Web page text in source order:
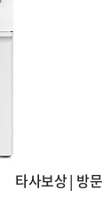
타사보상 | 방문